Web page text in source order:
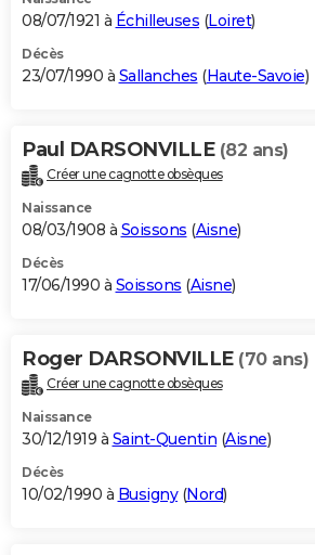
08/07/1921 à Échilleuses (Loiret)
Décès
23/07/1990 à Sallanches (Haute-Savoie)
Paul DARSONVILLE (82 ans)
Créer une cagnotte obsèques
Naissance
08/03/1908 à Soissons (Aisne)
Décès
17/06/1990 à Soissons (Aisne)
Roger DARSONVILLE (70 ans)
Créer une cagnotte obsèques
Naissance
30/12/1919 à Saint-Quentin (Aisne)
Décès
10/02/1990 à Busigny(Nord)